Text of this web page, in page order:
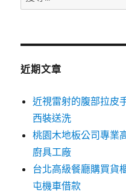
尋
鍵
近期文章
近視雷射的腹部拉皮
西裝送洗
桃園木地板公司專業
廚具工廠
台北高級餐廳購買貨
屯機車借款